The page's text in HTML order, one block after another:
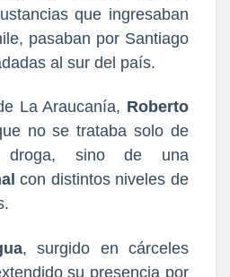
que ingresaban
pasaban por Santiago
al sur del país.
La Araucanía, Roberto
no se trataba solo de
droga, sino de una
con distintos niveles de
, surgido en cárceles
su presencia por